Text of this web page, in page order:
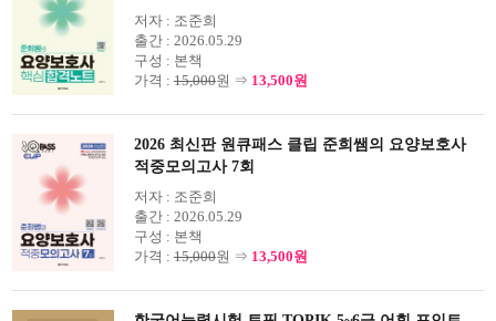
저자 : 조준희
출간 : 2026.05.29
구성 : 본책
가격 : 15,000원 ⇒ 13,500원
2026 최신판 원큐패스 클립 준희쌤의 요양보호사
적중모의고사 7회
저자 : 조준희
출간 : 2026.05.29
구성 : 본책
가격 : 15,000원 ⇒ 13,500원